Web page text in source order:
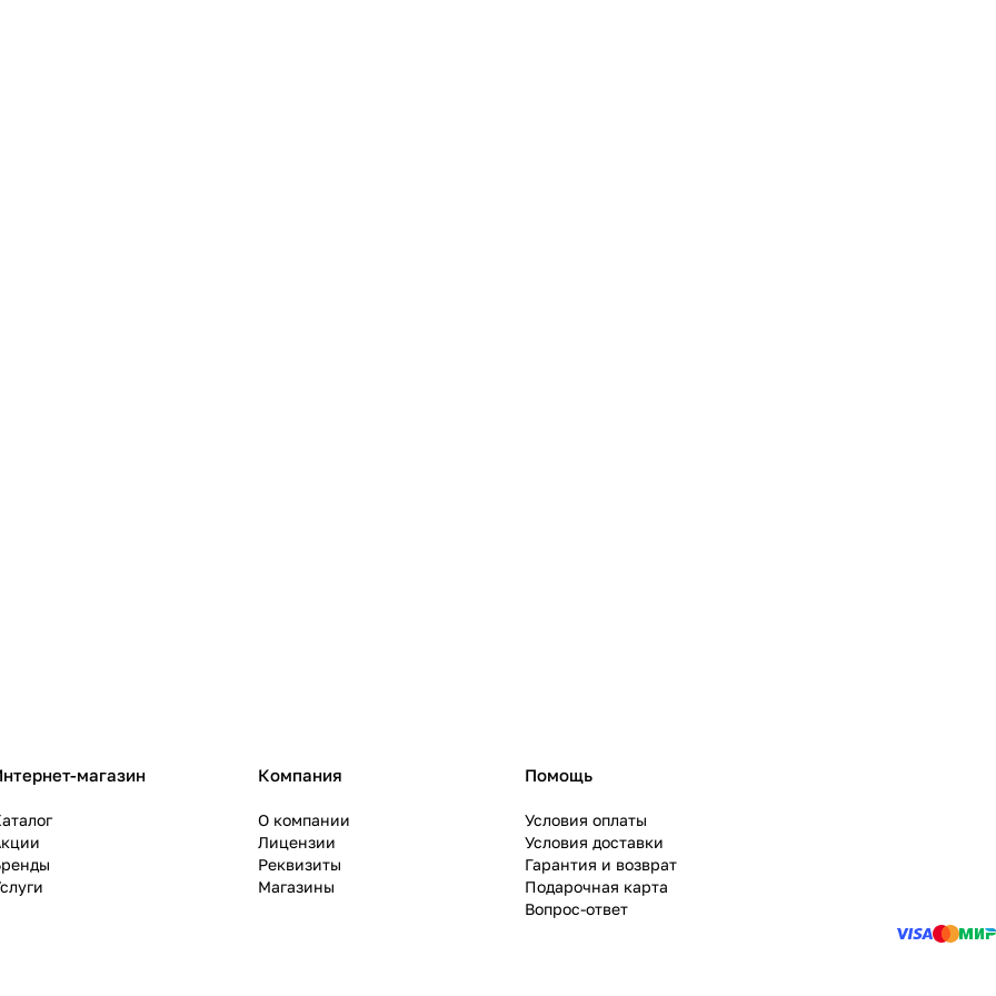
магазин Компания
О компании
Лицензии
Реквизиты
Магазины
Помощь
Условия оплаты
Условия доставки
Гарантия и возврат
Подарочная карта
Вопрос-ответ